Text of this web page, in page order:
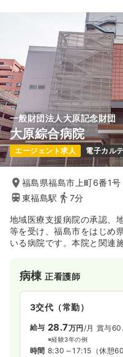
一般財団法人大原記念財団
大原綜合病院
エージェント求人 電子カルテ
福島県福島市上町6番1号
東福島駅
7分
地域医療支援病院の承認、
等を受け、福島市をはじめ
いる病院です。本院と関連
病棟正看護師
3交代（常勤）
給与 28.7万円/月 賞与
※経験3年の例
時間 8:30～17:15 （休憩